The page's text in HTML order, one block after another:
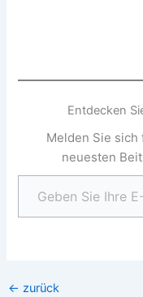
Entdecken
Melden Sie sich
neuesten
Geben Sie Ihre E-Mail-Adresse ein ...
← zurück